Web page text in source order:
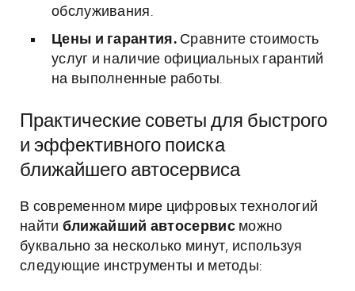
обслуживания.
Цены и гарантия.Сравните стоимость
услуг и наличие официальных гарантий
на выполненные работы.
Практические советы для быстрого
и эффективного поиска
ближайшего автосервиса
В современном мире цифровых технологий
найти ближайший автосервисможно
буквально за несколько минут, используя
следующие инструменты и методы: